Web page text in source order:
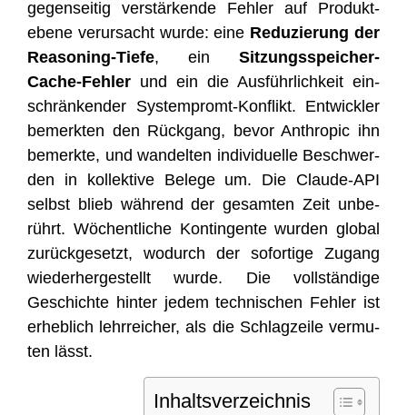
gegen­sei­tig ver­stär­ken­de Feh­ler auf Pro­dukt­
ebe­ne ver­ur­sacht wur­de: eine Redu­zie­rung der
Reaso­ning-Tie­fe, ein Sit­zungs­spei­cher-
Cache-Feh­ler und ein die Aus­führ­lich­keit ein­
schrän­ken­der Sys­tem­promt-Kon­flikt. Ent­wick­ler
bemerk­ten den Rück­gang, bevor Anthro­pic ihn
bemerk­te, und wan­del­ten indi­vi­du­el­le Beschwer­
den in kol­lek­ti­ve Bele­ge um. Die Clau­de-API
selbst blieb wäh­rend der gesam­ten Zeit unbe­
rührt. Wöchent­li­che Kon­tin­gen­te wur­den glo­bal
zurück­ge­setzt, wodurch der sofor­ti­ge Zugang
wie­der­her­ge­stellt wur­de. Die voll­stän­di­ge
Geschich­te hin­ter jedem tech­ni­schen Feh­ler ist
erheb­lich lehr­rei­cher, als die Schlag­zei­le ver­mu­
ten lässt.
Inhalts­ver­zeich­nis